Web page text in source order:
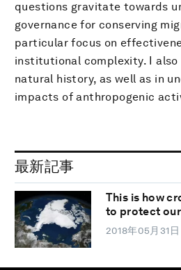
questions gravitate towards
governance for conserving
particular focus on
institutional complexity. I also
natural history, as well as in
impacts of anthropogenic
最新記事
This is how
to protect
2018年05月31日